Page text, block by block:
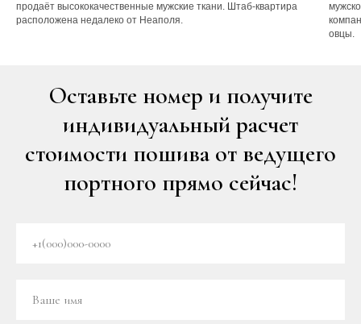
продаёт высококачественные мужские ткани. Штаб-квартира
расположена недалеко от Неаполя.
овцы.
Оставьте номер и получите
индивидуальный расчет
стоимости пошива от ведущего
портного прямо сейчас!